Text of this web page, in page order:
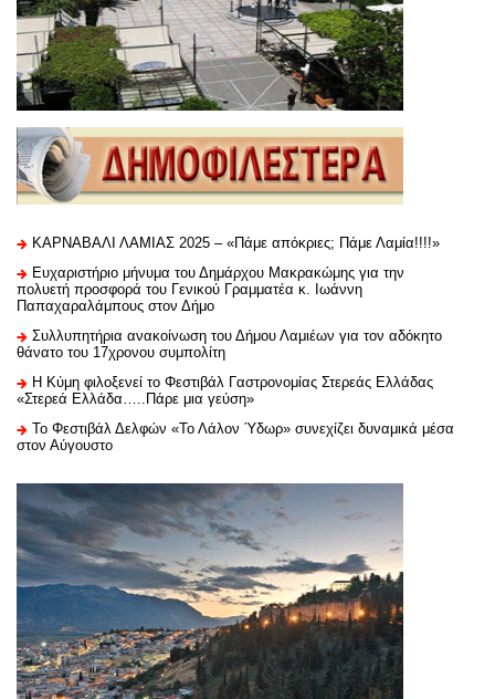
ΚΑΡΝΑΒΑΛΙ ΛΑΜΙΑΣ 2025 – «Πάμε απόκριες; Πάμε Λαμία!!!!»
Ευχαριστήριo μήνυμα του Δημάρχου Μακρακώμης για την
πολυετή προσφορά του Γενικού Γραμματέα κ. Ιωάννη
Παπαχαραλάμπους στον Δήμο
Συλλυπητήρια ανακοίνωση του Δήμου Λαμιέων για τον αδόκητο
θάνατο του 17χρονου συμπολίτη
Η Κύμη φιλοξενεί το Φεστιβάλ Γαστρονομίας Στερεάς Ελλάδας
«Στερεά Ελλάδα…..Πάρε μια γεύση»
Το Φεστιβάλ Δελφών «Το Λάλον Ύδωρ» συνεχίζει δυναμικά μέσα
στον Αύγουστο